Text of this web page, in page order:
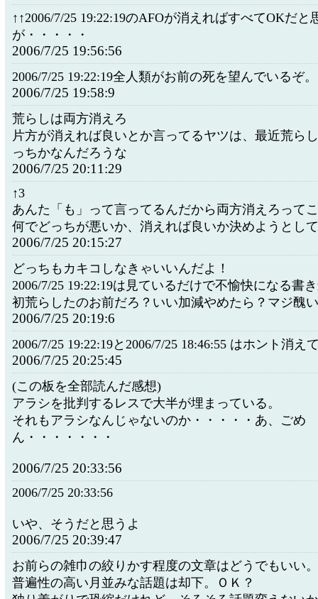
↑↑2006/7/25 19:22:19のAFOが消えればすべてOKだと
が・・・・・
2006/7/25 19:56:56
2006/7/25 19:22:19全人類がお前の死を望んでいるぞ。
2006/7/25 19:58:9
荒らしは両方消えろ
片方が消えれば良いとか言ってるヤツは、最近荒ら
っちかなんだろうな
2006/7/25 20:11:29
↑3
あんた「も」って言ってるんだから両方消えろって
何でどっちが悪いか、消えれば良いか決めようとし
2006/7/25 20:15:27
どっちもカキコしなきゃいいんだよ！
2006/7/25 19:22:19は見ているだけで不愉快になる書
初荒らしたのお前だろ？いい加減やめたら？マジ醜
2006/7/25 20:19:6
2006/7/25 19:22:19と2006/7/25 18:46:55 はホント消え
2006/7/25 20:25:45
(この板を全部読んだ感想)
アラシを批判するレスで大半が埋まっている。
それもアラシなんじゃないのか・・・・・あ、ごめ
ん・・・・・・・
2006/7/25 20:33:56
2006/7/25 20:33:56
いや、そうだと思うよ
2006/7/25 20:39:47
お前らの雑巾の絞りかす程度の文章はどうでもいい
普遍性の高い月並みな話題は却下。ＯＫ？